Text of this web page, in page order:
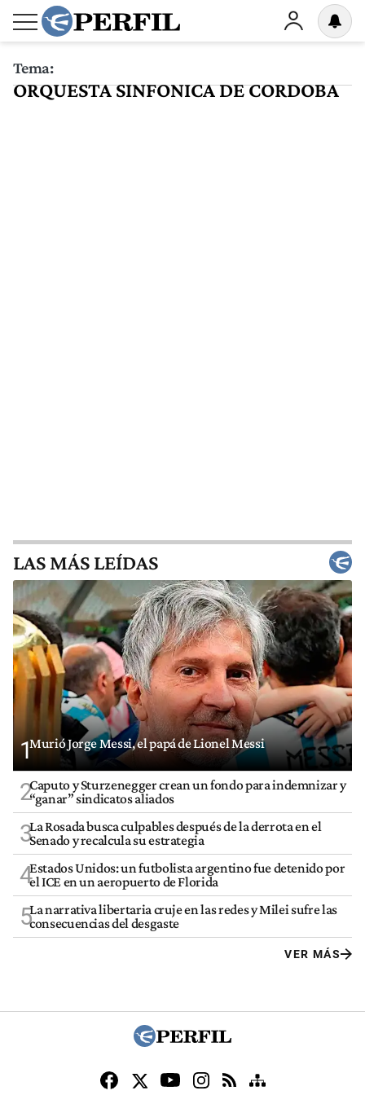
Tema:
ORQUESTA SINFONICA DE CORDOBA
LAS MÁS LEÍDAS
1Murió Jorge Messi, el papá de Lionel Messi
2Caputo y Sturzenegger crean un fondo para indemnizar y
“ganar” sindicatos aliados
3La Rosada busca culpables después de la derrota en el
Senado y recalcula su estrategia
4Estados Unidos: un futbolista argentino fue detenido por
el ICE en un aeropuerto de Florida
5La narrativa libertaria cruje en las redes y Milei sufre las
consecuencias del desgaste
VER MÁS